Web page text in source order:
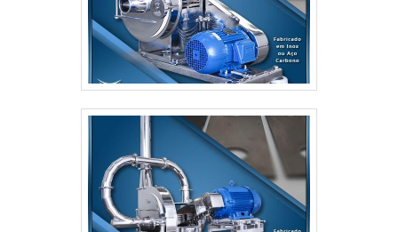
Moinhos Vieira é a melhor opção no segmento
sempre que precisar de distribuidor de moinho de
moer milho elétrico:Comprometida com os
serviços; Responsável;Altamente
qualificada;Inovadora; Segura. MAIS DETALHES
SOBRE A EMPRESASomente na Moinhos Vieira
sempre tem a solução mais buscada na área de
distribuidor de moinho de moer milho elétrico. É
possível encontrar uma grande variedade no
portfólio como moinho de martelo Vieira MCD 530
(20cv) e moinho de martelo Vieira MCD 680a
(60cv).É comprometida com os serviços e